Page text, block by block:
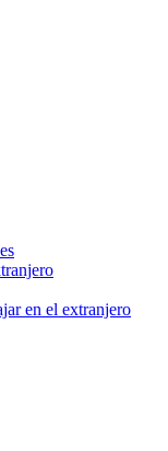
en el extranjero